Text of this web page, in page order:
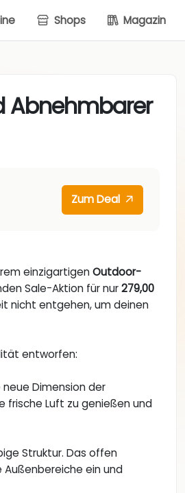
Shops Magazin
Abnehmbarer
Zum Deal
einzigartigenOutdoor-
Sale-Aktion für nur279,00
nicht entgehen, um deinen
entworfen:
Dimension der
frische Luft zu genießen und
Struktur. Das offen
ein und